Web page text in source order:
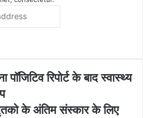
पॉजिटिव रिपोर्ट के बाद स्वास्थ्य
के अंतिम संस्कार के लिए